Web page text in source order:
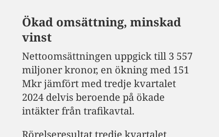
Ökad omsättning, minskad
vinst
Nettoomsättningen uppgick till 3 557
miljoner kronor, en ökning med 151
Mkr jämfört med tredje kvartalet
2024 delvis beroende på ökade
intäkter från trafikavtal.